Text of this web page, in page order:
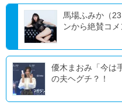
馬場ふみか（
ンから絶賛コメ
優木まおみ「今は
の夫ヘグチ？！